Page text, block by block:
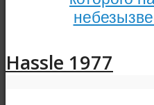
Hassle 1977